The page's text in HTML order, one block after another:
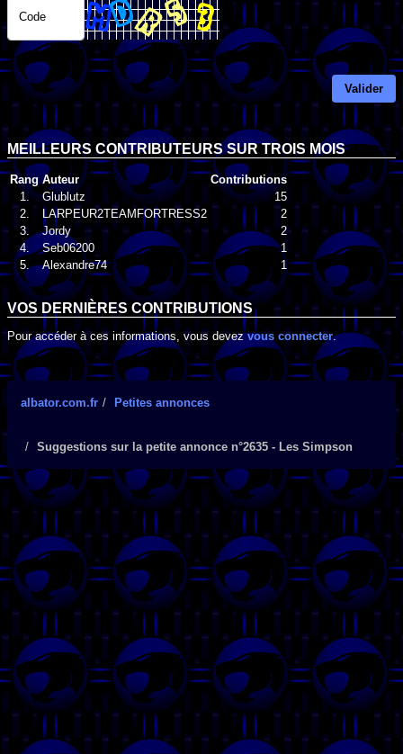
Code
Valider
MEILLEURS CONTRIBUTEURS SUR TROIS MOIS
Rang Auteur
Contributions
1.
Glublutz
15
2.
LARPEUR2TEAMFORTRESS2
2
3.
Jordy
2
4.
Seb06200
1
5.
Alexandre74 1
VOS DERNIÈRES CONTRIBUTIONS
Pour accéder à ces informations, vous devezvous connecter.
albator.com.fr Petites annonces
Suggestions sur la petite annonce n°2635 - Les Simpson